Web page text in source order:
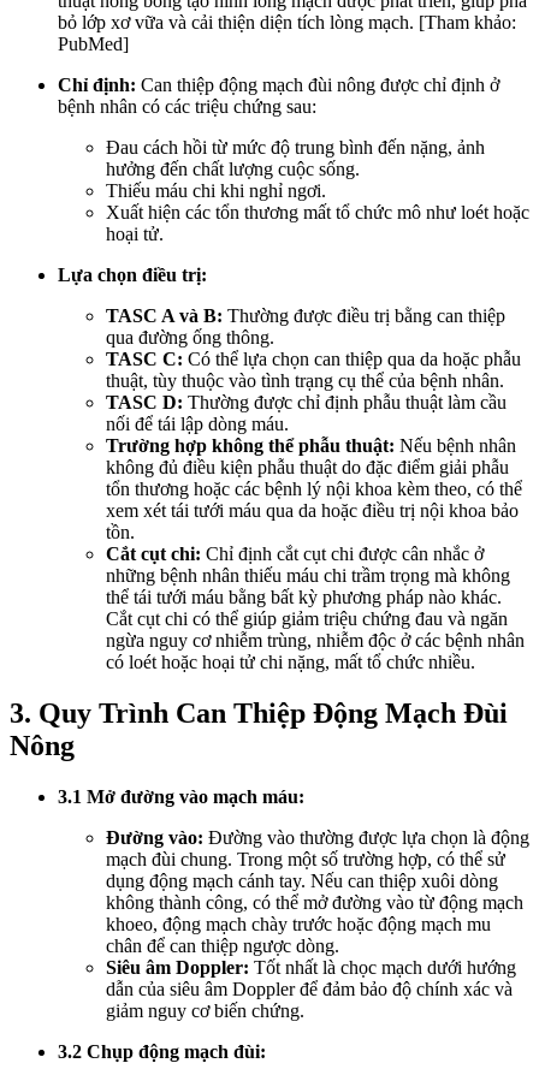
bỏ lớp xơ vữa và cải thiện diện tích lòng mạch. [Tham khảo:
PubMed]
Chỉ định: Can thiệp động mạch đùi nông được chỉ định ở
bệnh nhân có các triệu chứng sau:
Đau cách hồi từ mức độ trung bình đến nặng, ảnh
hưởng đến chất lượng cuộc sống.
Thiếu máu chi khi nghỉ ngơi.
Xuất hiện các tổn thương mất tổ chức mô như loét hoặc
hoại tử.
Lựa chọn điều trị:
TASC A và B: Thường được điều trị bằng can thiệp
qua đường ống thông.
TASC C: Có thể lựa chọn can thiệp qua da hoặc phẫu
thuật, tùy thuộc vào tình trạng cụ thể của bệnh nhân.
TASC D: Thường được chỉ định phẫu thuật làm cầu
nối để tái lập dòng máu.
Trường hợp không thể phẫu thuật: Nếu bệnh nhân
không đủ điều kiện phẫu thuật do đặc điểm giải phẫu
tổn thương hoặc các bệnh lý nội khoa kèm theo, có thể
xem xét tái tưới máu qua da hoặc điều trị nội khoa bảo
tồn.
Cắt cụt chi: Chỉ định cắt cụt chi được cân nhắc ở
những bệnh nhân thiếu máu chi trầm trọng mà không
thể tái tưới máu bằng bất kỳ phương pháp nào khác.
Cắt cụt chi có thể giúp giảm triệu chứng đau và ngăn
ngừa nguy cơ nhiễm trùng, nhiễm độc ở các bệnh nhân
có loét hoặc hoại tử chi nặng, mất tổ chức nhiều.
3. Quy Trình Can Thiệp Động Mạch Đùi
Nông
3.1 Mở đường vào mạch máu:
Đường vào: Đường vào thường được lựa chọn là động
mạch đùi chung. Trong một số trường hợp, có thể sử
dụng động mạch cánh tay. Nếu can thiệp xuôi dòng
không thành công, có thể mở đường vào từ động mạch
khoeo, động mạch chày trước hoặc động mạch mu
chân để can thiệp ngược dòng.
Siêu âm Doppler: Tốt nhất là chọc mạch dưới hướng
dẫn của siêu âm Doppler để đảm bảo độ chính xác và
giảm nguy cơ biến chứng.
3.2 Chụp động mạch đùi: